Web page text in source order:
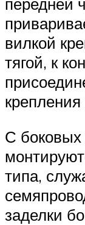
вилкой
тягой, к
С
типа,
заделки